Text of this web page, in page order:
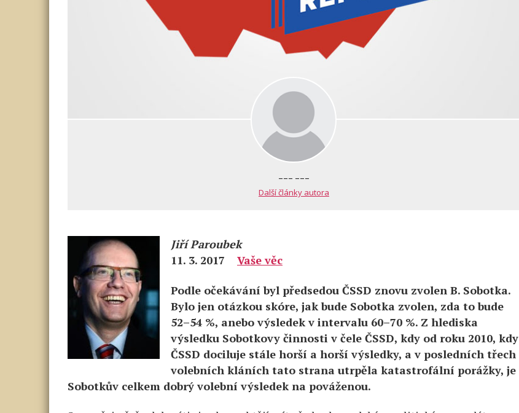
--- ---
Další články autora
Jiří Paroubek
11. 3. 2017 Vaše věc
Podle očekávání byl předsedou ČSSD znovu zvolen B. Sobotka.
Bylo jen otázkou skóre, jak bude Sobotka zvolen, zda to bude
52–54 %, anebo výsledek v intervalu 60–70 %. Z hlediska
výsledku Sobotkovy činnosti v čele ČSSD, kdy od roku 2010, kdy
ČSSD dociluje stále horší a horší výsledky, a v posledních třech
volebních kláních tato strana utrpěla katastrofální porážky, je
Sobotkův celkem dobrý volební výsledek na pováženou.